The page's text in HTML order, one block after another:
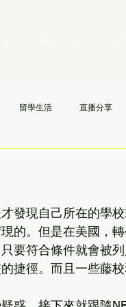
留學生活 直播分享
發現自己所在的學
的。但是在美國，
要符合條件就會被列
捷徑。而且一些藤